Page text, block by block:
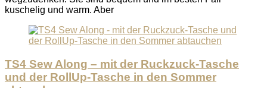
kuschelig und warm. Aber
TS4 Sew Along – mit der Ruckzuck-Tasche
und der RollUp-Tasche in den Sommer